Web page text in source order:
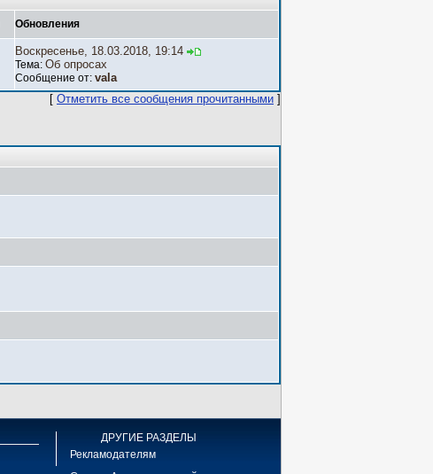
Обновления
Воскресенье, 18.03.2018, 19:14
Тема: Об опросах
Сообщение от: vala
[ Отметить все сообщения прочитанными ]
ДРУГИЕ РАЗДЕЛЫ
Рекламодателям